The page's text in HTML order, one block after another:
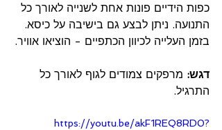
כפות הידיים פונות אחת לשנייה לאורך כל
התנועה. ניתן לבצע גם בישיבה על כיסא.
בזמן העלייה לכיוון הכתפיים - הוציאו אוויר.
דגש: מרפקים צמודים לגוף לאורך כל
התרגיל.
https://youtu.be/akF1REQ8RD0?